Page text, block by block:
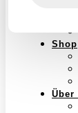
Shop
Über